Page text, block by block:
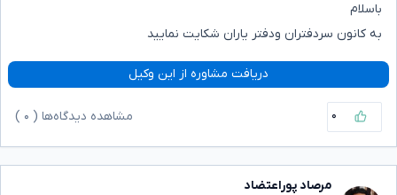
باسلام
به کانون سردفتران ودفتر یاران شکایت نمایید
دریافت مشاوره از این وکیل
۰ مشاهده دیدگاه‌ها ( ۰
مرصاد پوراعتضاد